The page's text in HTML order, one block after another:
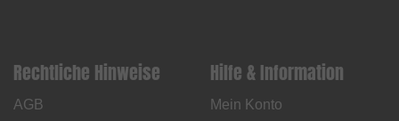
Rechtliche Hinweise
AGB
Hilfe & Information
Mein Konto